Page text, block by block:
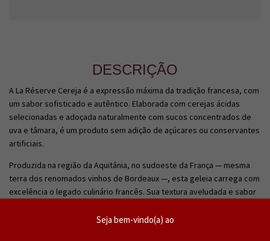
Seja bem-vindo(a) ao
DESCRIÇÃO
A La Réserve Cereja é a expressão máxima da tradição francesa, com
um sabor sofisticado e autêntico. Elaborada com cerejas ácidas
selecionadas e adoçada naturalmente com sucos concentrados de
uva e tâmara, é um produto sem adição de açúcares ou conservantes
artificiais.
Produzida na região da Aquitânia, no sudoeste da França — mesma
terra dos renomados vinhos de Bordeaux —, esta geleia carrega com
excelência o legado culinário francês. Sua textura aveludada e sabor
Perfeita para harmonizar com queijos moles (como brie e